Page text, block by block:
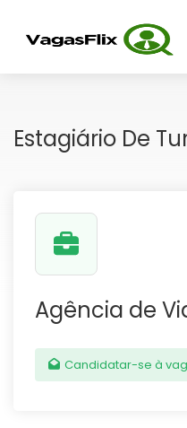
Estagiário De
Agência de
Candidatar-se à